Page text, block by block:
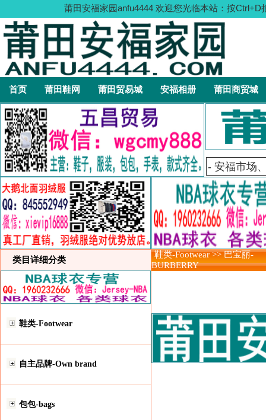
莆田安福家园anfu4444 欢迎您光临本站：按
首页 莆田鞋网 莆田贸易城 安福相册 莆田商贸城
类目详细分类
鞋类-Footwear
自主品牌-Own brand
包包-bags
鞋类-Footwear >> 巴宝丽-
BURBERRY